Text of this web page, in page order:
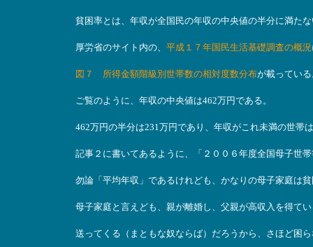
貧困率とは、年収が全国民の年収の中央値の半分に満た
厚労省のサイト内の、 平成１７年国民生活基礎調査の概況
図７ 所得金額階級別世帯数の相対度数分布が載っている
ご覧のように、年収の中央値は462万円である。
462万円の半分は231万円であり、年収がこれ未満の世帯
記事２に書いてあるように、「２００６年度全国母子世
勿論「平均年収」であるけれども、かなりの母子家庭は
母子家庭と言えども、親が離婚し、父親が高収入を得て
送ってくる（まともな奴ならば）だろうから、さほど困